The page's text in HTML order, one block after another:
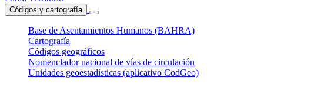
Códigos y cartografía
Base de Asentamientos Humanos (BAHRA)
Cartografía
Códigos geográficos
Nomenclador nacional de vías de circulación
Unidades geoestadísticas (aplicativo CodGeo)